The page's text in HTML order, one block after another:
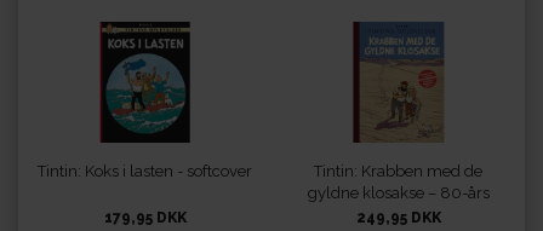
Tintin: Koks i lasten - softcover
179,95 DKK
Tintin: Krabben med de
gyldne klosakse – 80-års
jubilæumsudgave
249,95 DKK